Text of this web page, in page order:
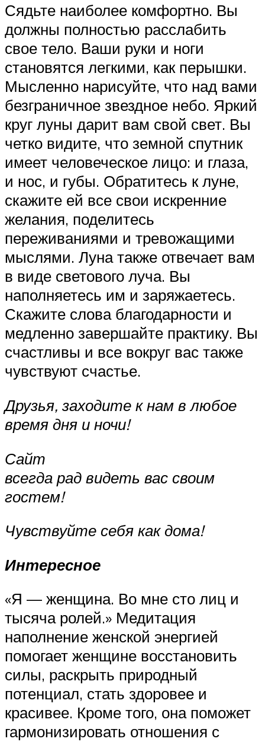
Сядьте наиболее комфортно. Вы
должны полностью расслабить
свое тело. Ваши руки и ноги
становятся легкими, как перышки.
Мысленно нарисуйте, что над вами
безграничное звездное небо. Яркий
круг луны дарит вам свой свет. Вы
четко видите, что земной спутник
имеет человеческое лицо: и глаза,
и нос, и губы. Обратитесь к луне,
скажите ей все свои искренние
желания, поделитесь
переживаниями и тревожащими
мыслями. Луна также отвечает вам
в виде светового луча. Вы
наполняетесь им и заряжаетесь.
Скажите слова благодарности и
медленно завершайте практику. Вы
счастливы и все вокруг вас также
чувствуют счастье.
Друзья, заходите к нам в любое
время дня и ночи!
Сайт
всегда рад видеть вас своим
гостем!
Чувствуйте себя как дома!
Интересное
«Я — женщина. Во мне сто лиц и
тысяча ролей.» Медитация
наполнение женской энергией
помогает женщине восстановить
силы, раскрыть природный
потенциал, стать здоровее и
красивее. Кроме того, она поможет
гармонизировать отношения с